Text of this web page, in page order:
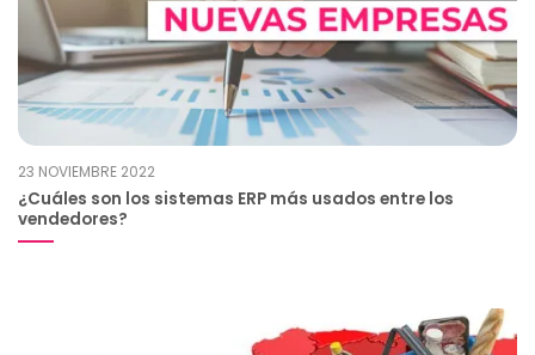
23 NOVIEMBRE 2022
¿Cuáles son los sistemas ERP más usados entre los
vendedores?